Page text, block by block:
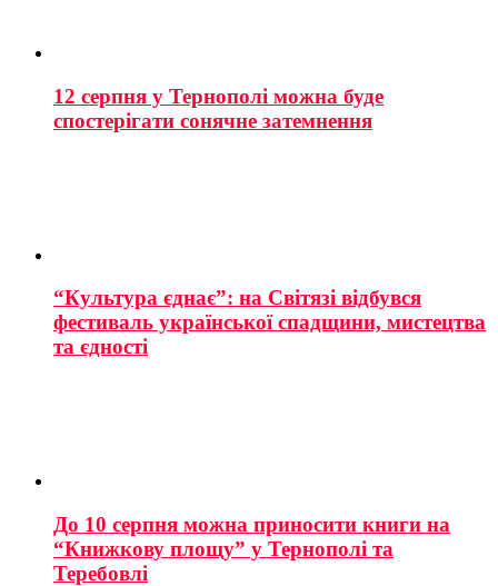
12 серпня у Тернополі можна буде
спостерігати сонячне затемнення
“Культура єднає”: на Світязі відбувся
фестиваль української спадщини, мистецтва
та єдності
До 10 серпня можна приносити книги на
“Книжкову площу” у Тернополі та
Теребовлі